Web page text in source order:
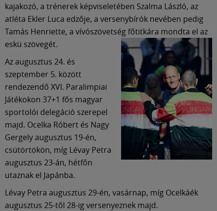
kajakozó, a trénerek képviseletében Szalma László, az
atléta Ekler Luca edzője, a versenybírók nevében pedig
Tamás Henriette, a vívószövetség főtitkára mondta el az
eskü szövegét.
Az augusztus 24. és
szeptember 5. között
rendezendő XVI. Paralimpiai
Játékokon 37+1 fős magyar
sportolói delegáció szerepel
majd. Ocelka Róbert és Nagy
Gergely augusztus 19-én,
csütörtökön, míg Lévay Petra
augusztus 23-án, hétfőn
utaznak el Japánba.
Lévay Petra augusztus 29-én, vasárnap, míg Ocelkáék
augusztus 25-től 28-ig versenyeznek majd.